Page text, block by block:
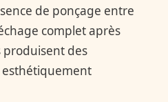
de ponçage entre
complet après
produisent des